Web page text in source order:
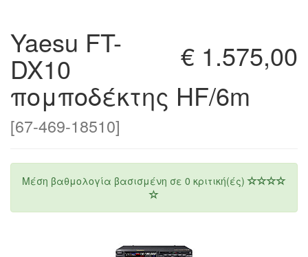
€ 1.575,00
Yaesu FT-
DX10
πομποδέκτης HF/6m
[67-469-18510]
Μέση βαθμολογία βασισμένη σε 0 κριτική(ές)